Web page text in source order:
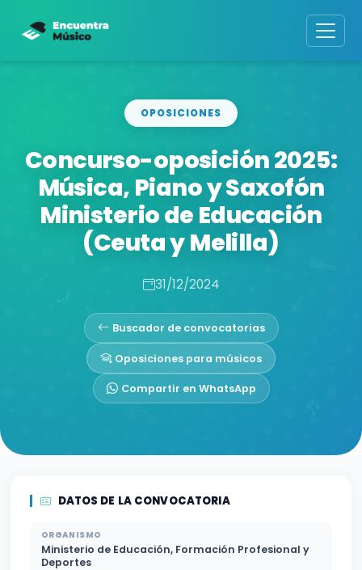
OPOSICIONES
Concurso-oposición 2025:
Música, Piano y Saxofón
Ministerio de Educación
(Ceuta y Melilla)
31/12/2024
Buscador de convocatorias
Oposiciones para músicos
Compartir en WhatsApp
DATOS DE LA CONVOCATORIA
ORGANISMO
Ministerio de Educación, Formación Profesional y
Deportes